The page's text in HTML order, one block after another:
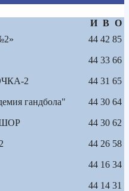
И В О
44 42 85
44 33 66
2 44 31 65
гандбола" 44 30 64
44 30 62
44 26 58
44 16 34
44 14 31